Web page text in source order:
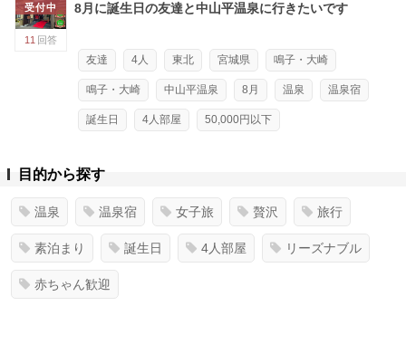
受付中
11 回答
8月に誕生日の友達と中山平温泉に行きたいです
友達 4人 東北 宮城県 鳴子・大崎
鳴子・大崎 中山平温泉 8月 温泉 温泉宿
誕生日 4人部屋 50,000円以下
目的から探す
温泉 温泉宿 女子旅 贅沢 旅行
素泊まり 誕生日 4人部屋 リーズナブル
赤ちゃん歓迎